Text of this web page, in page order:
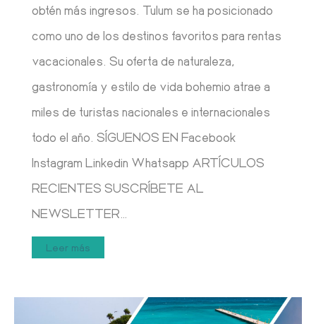
obtén más ingresos. Tulum se ha posicionado
como uno de los destinos favoritos para rentas
vacacionales. Su oferta de naturaleza,
gastronomía y estilo de vida bohemio atrae a
miles de turistas nacionales e internacionales
todo el año. SÍGUENOS EN Facebook
Instagram Linkedin Whatsapp ARTÍCULOS
RECIENTES SUSCRÍBETE AL
NEWSLETTER…
Leer más